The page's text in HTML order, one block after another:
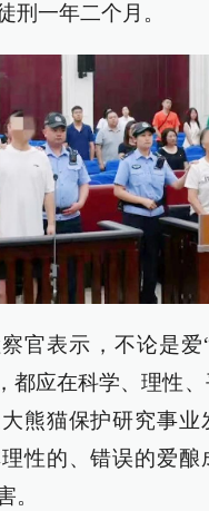
刑一年二个月。
官表示，不论是爱
都应在科学、理性
熊猫保护研究事业
性的、错误的爱酿
。